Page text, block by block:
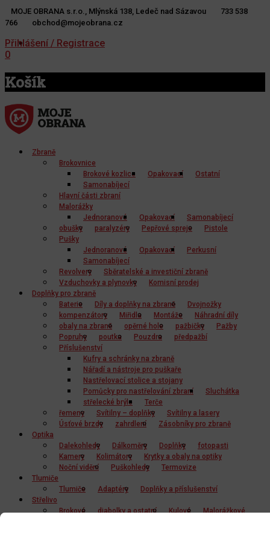
MOJE OBRANA s.r.o., Mlýnská 138, Ledeč nad Sázavou
733 538
766
obchod@mojeobrana.cz
YT
TW
Přihlášení / Registrace
0
Košík
Zbraně
Brokovnice
Brokové kozlice
Opakovací
Ostatní
Samonabíjecí
Hlavní části zbraní
Malorážky
Jednoranové
Opakovací
Samonabíjecí
obušky
paralyzéry Pepřové spreje
Pistole
Pušky
Jednoranové
Opakovací
Perkusní
Samonabíjecí
Revolvery
Sběratelské a investiční zbraně
Vzduchovky a plynovky
Komisní prodej
Doplňky pro zbraně
Baterie
Díly a doplňky na zbraně
Dvojnožky
kompenzátory
Miřidla Montáže
Náhradní díly
obaly na zbraně
opěrné hole pažbičky
Pažby
Popruhy
poutka Pouzdra
předpažbí
Příslušenství
Kufry a schránky na zbraně
Nářadí a nástroje pro puškaře
Nastřelovací stolice a stojany
Pomůcky pro nastřelování zbraní
Sluchátka
střelecké brýle
Terče
řemeny
Svítilny – doplňky
Svítilny a lasery
Úsťové brzdy
zahrdlení
Zásobníky pro zbraně
Optika
Dalekohledy
Dálkoměry Doplňky
fotopasti
Kamery
Kolimátory
Krytky a obaly na optiky
Noční vidění
Puškohledy
Termovize
Tlumiče
Tlumiče
Adaptéry
Doplňky a příslušenství
Střelivo
Brokové
diabolky a ostatní Kulové
Malorážkové